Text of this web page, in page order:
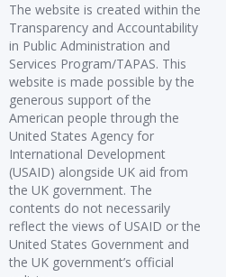
The website is created within the
Transparency and Accountability
in Public Administration and
Services Program/TAPAS. This
website is made possible by the
generous support of the
American people through the
United States Agency for
International Development
(USAID) alongside UK aid from
the UK government. The
contents do not necessarily
reflect the views of USAID or the
United States Government and
the UK government’s official